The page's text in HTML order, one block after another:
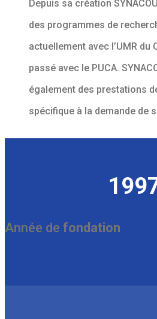
Depuis sa création
des programmes de
actuellement avec l’UMR du
passé avec le PUCA.
également des prestations
spécifique à la demande de
Année de fondation